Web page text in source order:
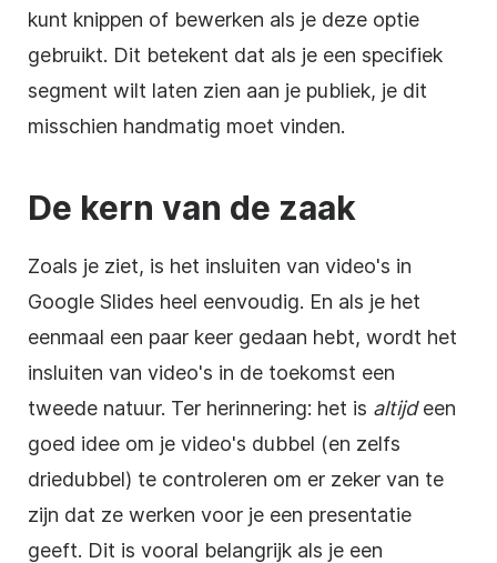
kunt knippen of bewerken als je deze optie
gebruikt. Dit betekent dat als je een specifiek
segment wilt laten zien aan je publiek, je dit
misschien handmatig moet vinden.
De kern van de zaak
Zoals je ziet, is het insluiten van video's in
Google Slides heel eenvoudig. En als je het
eenmaal een paar keer gedaan hebt, wordt het
insluiten van video's in de toekomst een
tweede natuur. Ter herinnering: het is altijdeen
goed idee om je video's dubbel (en zelfs
driedubbel) te controleren om er zeker van te
zijn dat ze werken voor je een presentatie
geeft. Dit is vooral belangrijk als je een